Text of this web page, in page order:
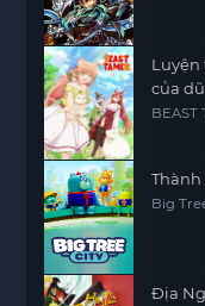
Luyện
của
của
BEAST
Big
Địa